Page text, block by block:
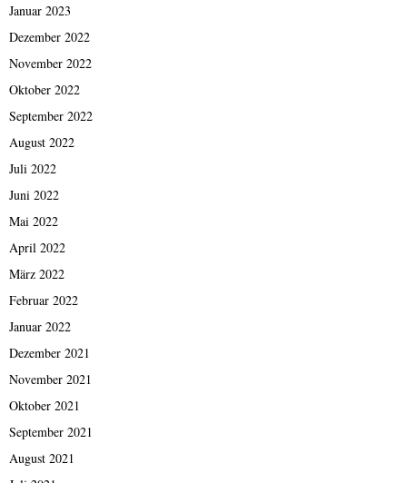
Januar 2023
Dezember 2022
November 2022
Oktober 2022
September 2022
August 2022
Juli 2022
Juni 2022
Mai 2022
April 2022
März 2022
Februar 2022
Januar 2022
Dezember 2021
November 2021
Oktober 2021
September 2021
August 2021